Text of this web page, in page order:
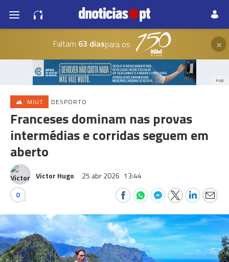
Faltam 63 diaspara os ×
PUB
MIUT DESPORTO
Franceses dominam nas provas
intermédias e corridas seguem em
aberto
Victor Hugo 25 abr 2026 13:44
0